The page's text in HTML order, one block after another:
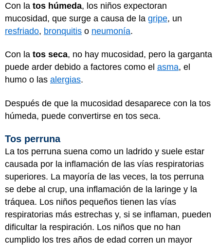
Con la tos húmeda, los niños expectoran
mucosidad, que surge a causa de la gripe, un
resfriado, bronquitis o neumonía.
Con la tos seca, no hay mucosidad, pero la garganta
puede arder debido a factores como el asma, el
humo o las alergias.
Después de que la mucosidad desaparece con la tos
húmeda, puede convertirse en tos seca.
Tos perruna
La tos perruna suena como un ladrido y suele estar
causada por la inflamación de las vías respiratorias
superiores. La mayoría de las veces, la tos perruna
se debe al crup, una inflamación de la laringe y la
tráquea. Los niños pequeños tienen las vías
respiratorias más estrechas y, si se inflaman, pueden
dificultar la respiración. Los niños que no han
cumplido los tres años de edad corren un mayor